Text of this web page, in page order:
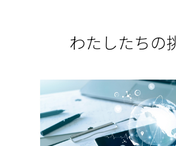
わたしたちの